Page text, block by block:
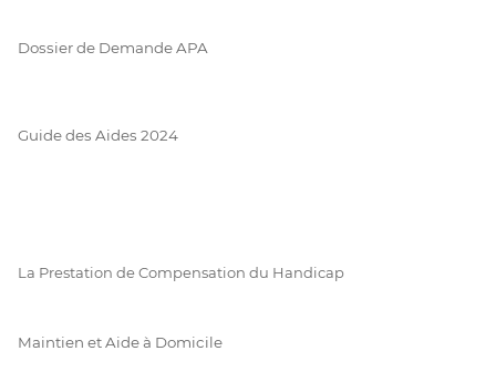
Dossier de Demande APA
Guide des Aides 2024
La Prestation de Compensation du Handicap
Maintien et Aide à Domicile